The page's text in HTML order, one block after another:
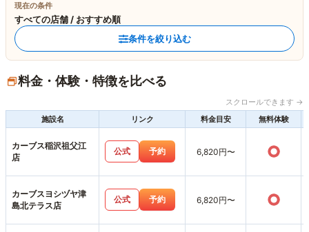
現在の条件
すべての店舗 / おすすめ順
条件を絞り込む
料金・体験・特徴を比べる
スクロールできます →
施設名
リンク 料金目安 無料体験
カーブス稲沢祖父江
店
公式 予約 6,820円〜 ○
カーブスヨシヅヤ津
島北テラス店
公式 予約 6,820円〜 ○